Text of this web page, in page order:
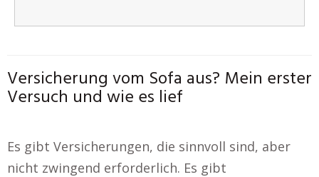
Versicherung vom Sofa aus? Mein erster
Versuch und wie es lief
Es gibt Versicherungen, die sinnvoll sind, aber
nicht zwingend erforderlich. Es gibt